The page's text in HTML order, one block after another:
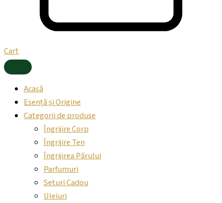
Cart
Acasă
Esență și Origine
Categorii de produse
Îngrijire Corp
Îngrijire Ten
Îngrijirea Părului
Parfumuri
Seturi Cadou
Uleiuri